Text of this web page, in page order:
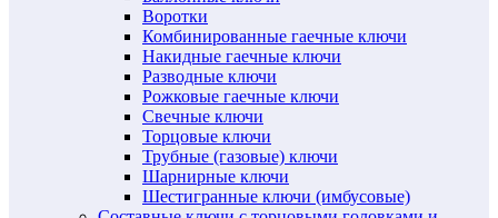
Воротки
Комбинированные гаечные ключи
Накидные гаечные ключи
Разводные ключи
Рожковые гаечные ключи
Свечные ключи
Торцовые ключи
Трубные (газовые) ключи
Шарнирные ключи
Шестигранные ключи (имбусовые)